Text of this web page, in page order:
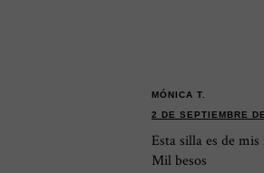
MÓNICA T.
2 DE SEPTIEMBRE
Esta silla es de
Mil besos